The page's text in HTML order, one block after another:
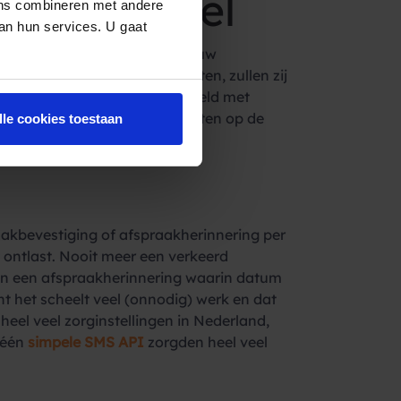
combineren met andere
hun services. U gaat
cookies toestaan
van aandacht. Door naar uw
in hun contact met klanten, zullen zij
werkzaamheden. Bijvoorbeeld met
zodat zij zich kunnen richten op de
‘klantreis’.
of afspraakherinnering per
Nooit meer een verkeerd
een afspraakherinnering waarin datum
het scheelt veel (onnodig) werk en dat
veel zorginstellingen in Nederland,
simpele SMS API zorgden heel veel